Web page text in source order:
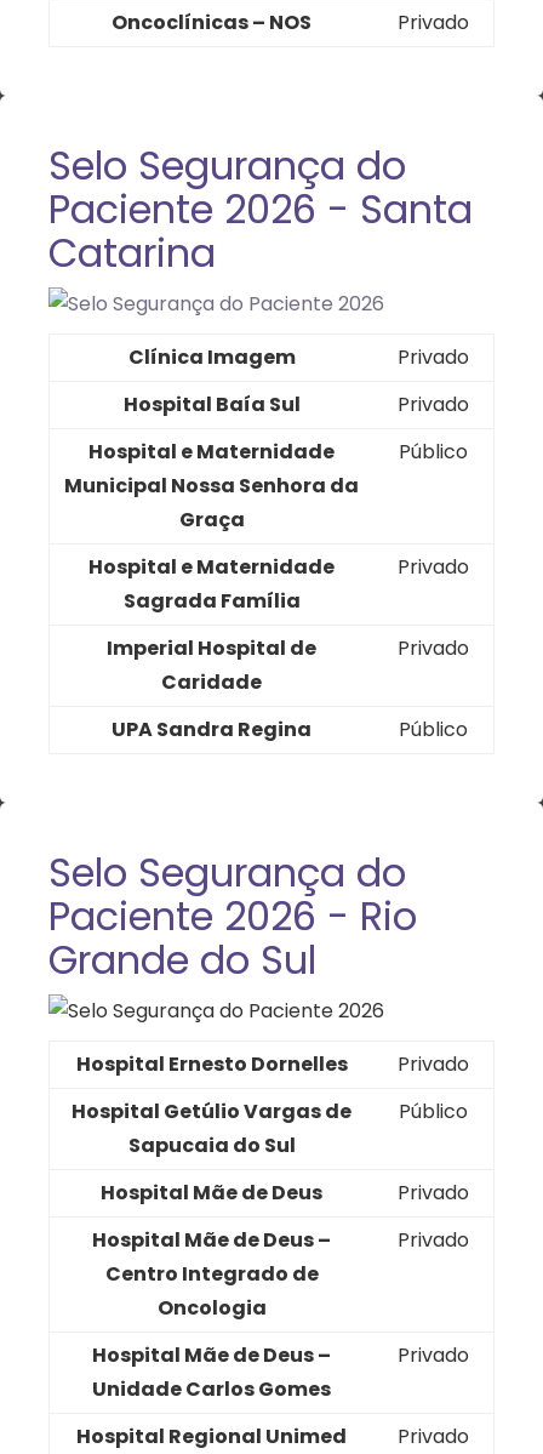
Oncoclínicas – NOS
Privado
Selo Segurança do
Paciente 2026 - Santa
Catarina
Clínica Imagem
Privado
Hospital Baía Sul
Privado
Hospital e Maternidade
Municipal Nossa Senhora da
Graça
Público
Hospital e Maternidade
Sagrada Família
Privado
Imperial Hospital de
Caridade
Privado
UPA Sandra Regina Público
Selo Segurança do
Paciente 2026 - Rio
Grande do Sul
Hospital Ernesto Dornelles
Privado
Hospital Getúlio Vargas de
Sapucaia do Sul
Público
Hospital Mãe de Deus
Privado
Hospital Mãe de Deus –
Centro Integrado de
Oncologia
Privado
Hospital Mãe de Deus –
Unidade Carlos Gomes
Privado
Hospital Regional Unimed
Privado